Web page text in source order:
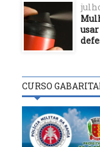
POLÍTICA
GOVERNO
NOTÍCIAS FALSAS
RETOMADA
CURSO